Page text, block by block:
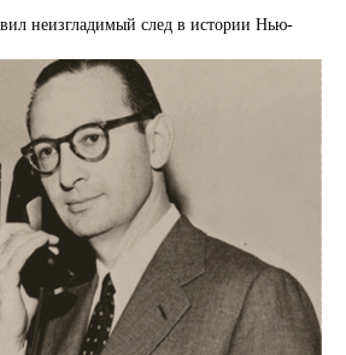
неизгладимый след в истории Нью-